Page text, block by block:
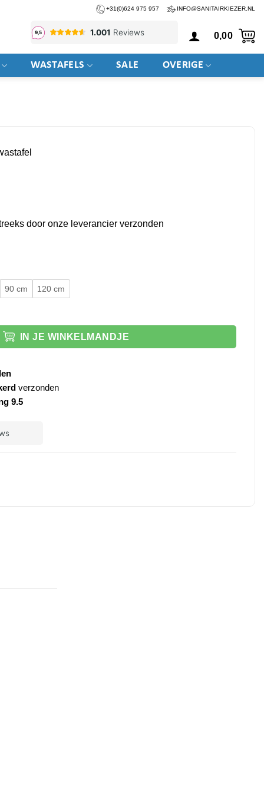
+31(0)624 975 957 INFO@SANITAIRKIEZER.NL
0,00
WASTAFELS SALE OVERIGE
door onze leverancier verzonden
90 cm
120 cm
IN JE WINKELMANDJE
verzonden
9.5